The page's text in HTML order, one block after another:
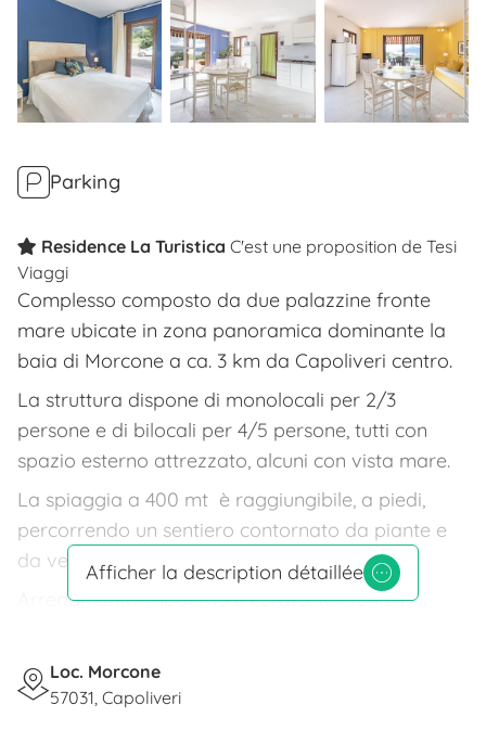
Parking
Residence La Turistica C'est une proposition de Tesi
Viaggi
Complesso composto da due palazzine fronte
mare ubicate in zona panoramica dominante la
baia di Morcone a ca. 3 km da Capoliveri centro.
La struttura dispone di monolocali per 2/3
persone e di bilocali per 4/5 persone, tutti con
spazio esterno attrezzato, alcuni con vista mare.
La spiaggia a 400 mt è raggiungibile, a piedi,
percorrendo un sentiero contornato da piante e
da vegetazione mediterranea.
Arredamento: moderno e curato, telefono, tv.
barbecue, parcheggio, zona lavanderia a gettoni.
Afficher la description détaillée
Loc. Morcone
57031, Capoliveri